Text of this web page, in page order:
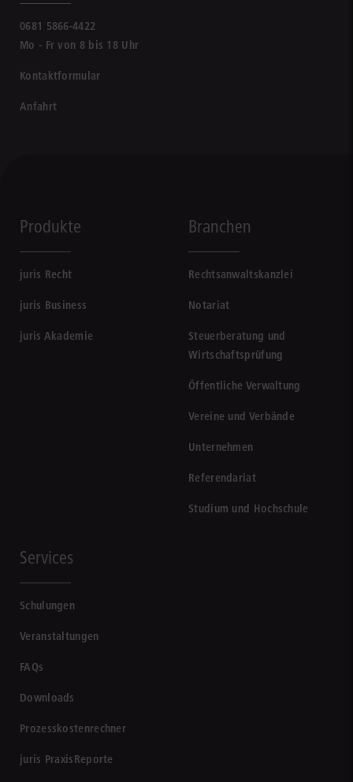
0681 5866-4422
Mo - Fr von 8 bis 18 Uhr
Kontaktformular
Anfahrt
Produkte
juris Recht
juris Business
juris Akademie
Branchen
Rechtsanwaltskanzlei
Notariat
Steuerberatung und
Wirtschaftsprüfung
Öffentliche Verwaltung
Vereine und Verbände
Unternehmen
Referendariat
Studium und Hochschule
Services
Schulungen
Veranstaltungen
FAQs
Downloads
Prozesskostenrechner
juris PraxisReporte